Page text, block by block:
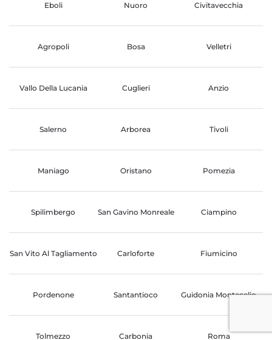
Eboli Nuoro Civitavecchia
Agropoli Bosa Velletri
Vallo Della Lucania Cuglieri Anzio
Salerno Arborea Tivoli
Maniago Oristano Pomezia
Spilimbergo San Gavino Monreale Ciampino
San Vito Al Tagliamento Carloforte Fiumicino
Pordenone Santantioco Guidonia Montecelio
Tolmezzo Carbonia Roma